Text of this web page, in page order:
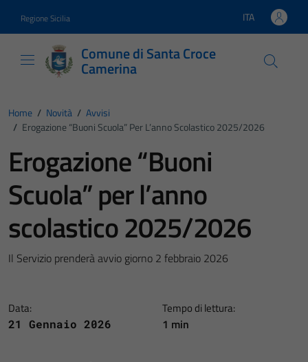
Regione Sicilia Lingua attiva:
ITA
Comune di Santa Croce
Camerina
Home / Novità / Avvisi
/ Erogazione “Buoni Scuola” Per L’anno Scolastico 2025/2026
Erogazione “Buoni
Scuola” per l’anno
scolastico 2025/2026
Il Servizio prenderà avvio giorno 2 febbraio 2026
Data:
21 Gennaio 2026
Tempo di lettura:
1 min